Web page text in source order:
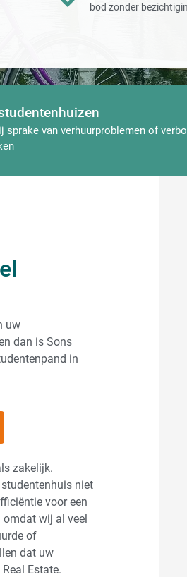
bod zonder
sprake van verhuurproblemen of
uw
dan is Sons
in
zakelijk.
niet
voor een
omdat wij al veel
of
dat uw
Estate.